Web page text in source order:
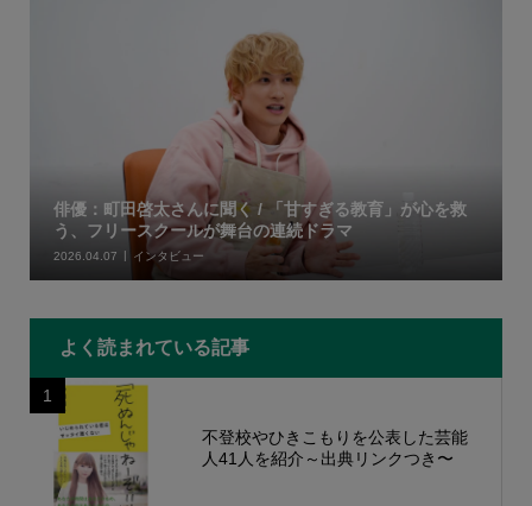
俳優：町田啓太さんに聞く / 「甘すぎる教育」が心を救
う、フリースクールが舞台の連続ドラマ
2026.04.07 インタビュー
よく読まれている記事
1
不登校やひきこもりを公表した芸能
人41人を紹介～出典リンクつき〜